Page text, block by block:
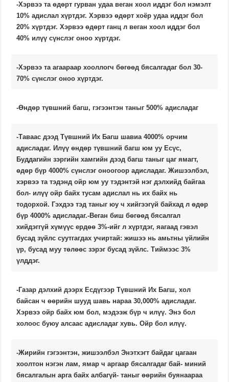
-Хэрвээ та өдөрт гурван удаа веган хоол иддэг бол нэмэлт
10% адислал хүртдэг. Хэрвээ өдөрт хоёр удаа иддэг бол
20% хүртдэг. Хэрвээ өдөрт ганц л веган хоол иддэг бол
40% илүү сүнслэг оноо хүртдэг.
-Хэрвээ та агаараар хооллогч бөгөөд бясалгадаг бол 30-
70% сүнслэг оноо хүртдэг.
-Өндөр түвшний багш, гэгээнтэн таныг 500% адисладаг
-Таваас дээд Түвшний Их Багш шавиа 4000% орчим
адисладаг. Илүү өндөр түвшний багш юм уу Есүс,
Буддагийн зэргийн хамгийн дээд багш таныг цаг ямагт,
өдөр бүр 4000% сүнслэг оноогоор адисладаг. Жишээлбэл,
хэрвээ та тэдэнд ойр юм уу тэдэнтэй нэг дэлхийд байгаа
бол- илүү ойр байх тусам адислал нь их байх нь
тодорхой. Гэхдээ тэд таныг юу ч хийгээгүй байхад л өдөр
бүр 4000% адисладаг.-Веган биш бөгөөд бясалгал
хийдэггүй хүмүүс ердөө 3%-ийг л хүртдэг, яагаад гэвэл
бусад зүйлс суутгагдах учиртай: жишээ нь амьтны үйлийн
үр, бусад муу төлөөс зэрэг бусад зүйлс. Тиймээс 3%
үлддэг.
-Газар дэлхий дээрх Есдүгээр Түвшний Их Багш, хол
байсан ч өөрийн шууд шавь нараа 30,000% адисладаг.
Хэрвээ ойр байх юм бол, мэдээж бүр ч илүү. Энэ бол
холоос буюу алсаас адисладаг хувь. Ойр бол илүү.
-Жирийн гэгээнтэн, жишээлбэл Энэтхэгт байдаг цагаан
хоолтон нэгэн лам, ямар ч аргаар бясалгадаг бай- миний
бясалгалын арга байх албагүй- таныг өөрийн буянаараа